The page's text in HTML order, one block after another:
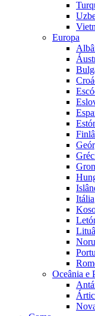
Europa
Itália
Oceânia e